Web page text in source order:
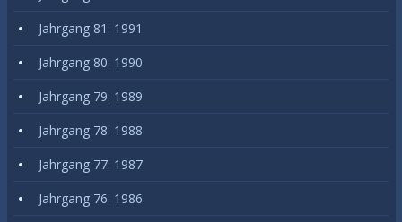
Jahrgang 81: 1991
Jahrgang 80: 1990
Jahrgang 79: 1989
Jahrgang 78: 1988
Jahrgang 77: 1987
Jahrgang 76: 1986